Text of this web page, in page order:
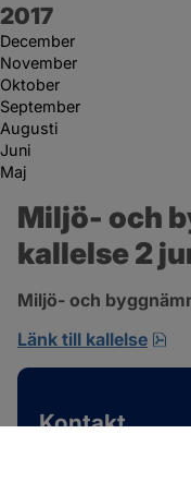
År:
2017
December
November
Oktober
September
Augusti
Juni
Maj
Miljö- och
kallelse 2
Miljö- och
Länk till kallelse
Kontakt